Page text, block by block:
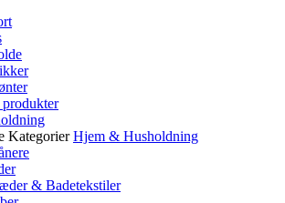
Kategorier Hjem & Husholdning
& Badetekstiler